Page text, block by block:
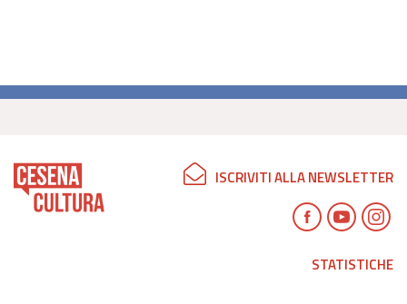
ISCRIVITI ALLA NEWSLETTER
STATISTICHE